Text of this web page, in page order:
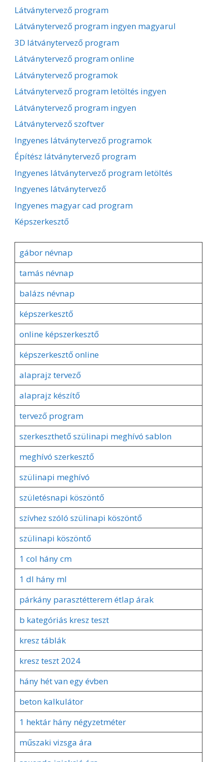
Látványtervező program
Látványtervező program ingyen magyarul
3D látványtervező program
Látványtervező program online
Látványtervező programok
Látványtervező program letöltés ingyen
Látványtervező program ingyen
Látványtervező szoftver
Ingyenes látványtervező programok
Építész látványtervező program
Ingyenes látványtervező program letöltés
Ingyenes látványtervező
Ingyenes magyar cad program
Képszerkesztő
gábor névnap
tamás névnap
balázs névnap
képszerkesztő
online képszerkesztő
képszerkesztő online
alaprajz tervező
alaprajz készítő
tervező program
szerkeszthető szülinapi meghívó sablon
meghívó szerkesztő
szülinapi meghívó
születésnapi köszöntő
szívhez szóló szülinapi köszöntő
szülinapi köszöntő
1 col hány cm
1 dl hány ml
párkány parasztétterem étlap árak
b kategóriás kresz teszt
kresz táblák
kresz teszt 2024
hány hét van egy évben
beton kalkulátor
1 hektár hány négyzetméter
műszaki vizsga ára